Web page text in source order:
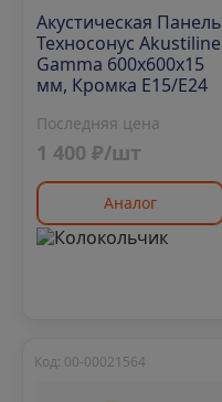
Акустическая Панель
Техносонус Akustiline
Gamma 600х600х15
мм, Кромка Е15/Е24
Последняя цена
1 400 ₽/шт
Аналог
Код: 00-00021564